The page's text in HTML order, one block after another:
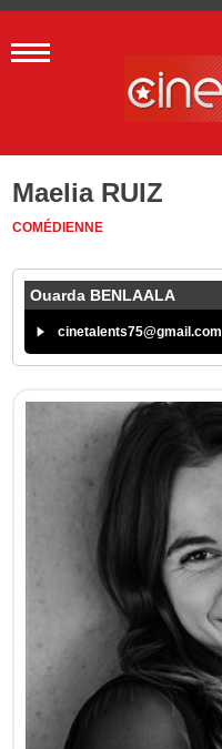
Maelia RUIZ
COMÉDIENNE
Ouarda BENLAALA
cinetalents75@gmail.com